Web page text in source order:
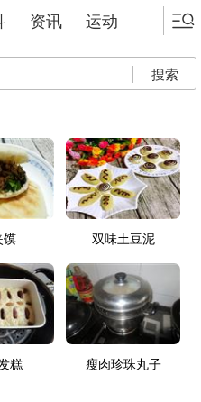
资讯 运动
搜索
馍 双味土豆泥
糕 瘦肉珍珠丸子